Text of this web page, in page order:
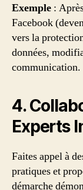
Exemple :
Facebook
vers la
données,
communication.
4.
Experts
Faites appel à
pratiques et
démarche